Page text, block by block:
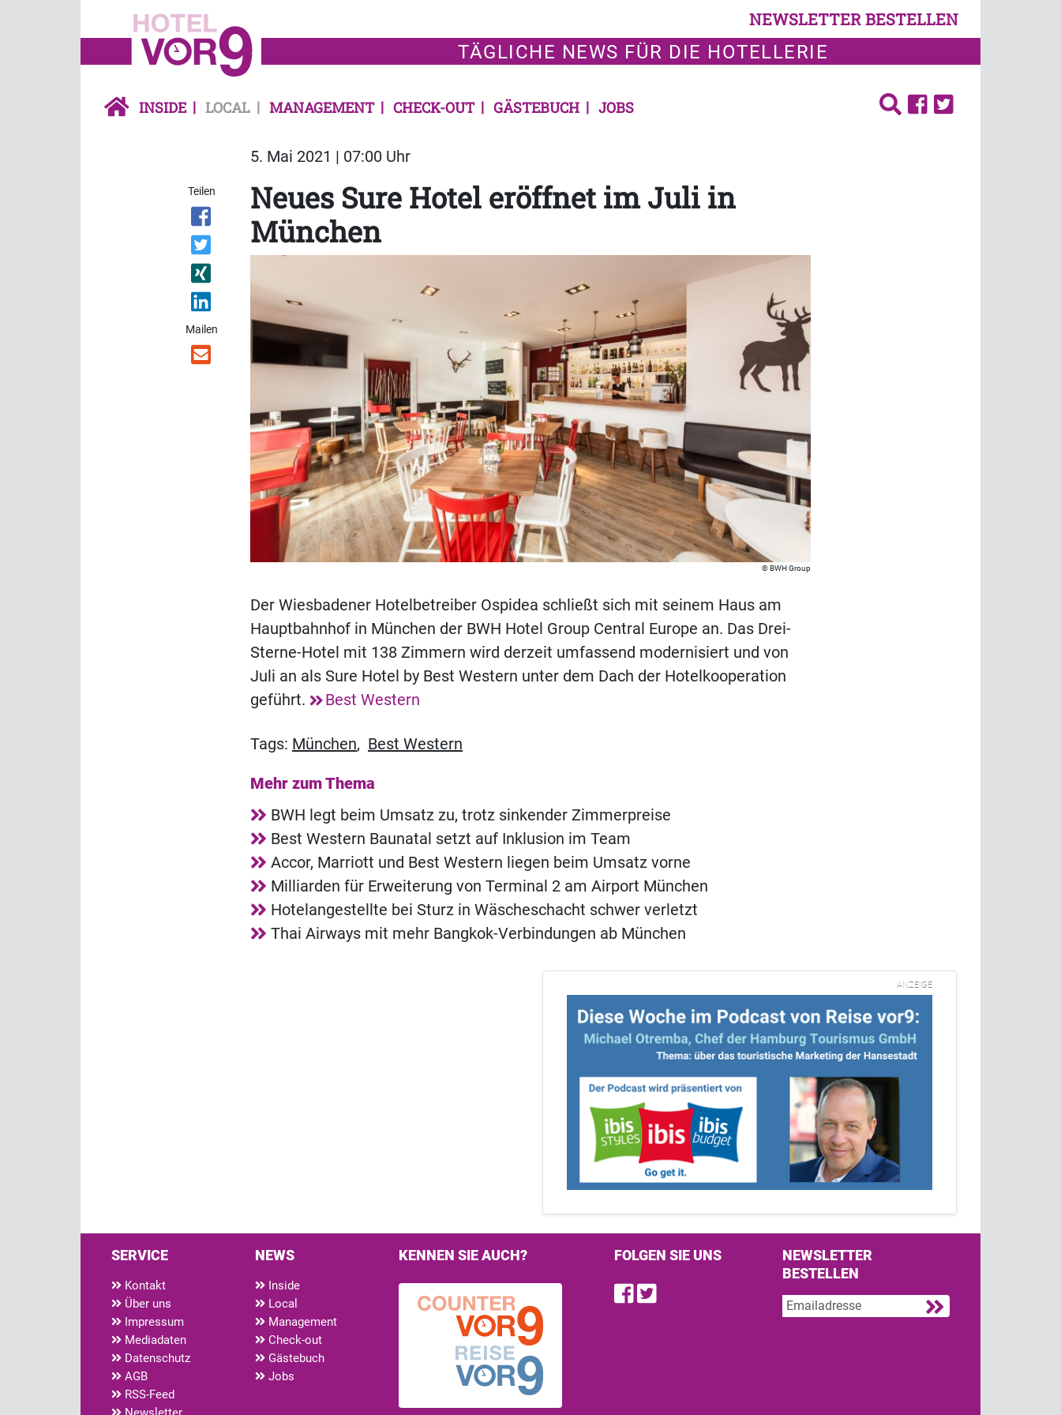
NEWSLETTER BESTELLEN
TÄGLICHE NEWS FÜR DIE HOTELLERIE
INSIDE LOCAL MANAGEMENT CHECK-OUT GÄSTEBUCH JOBS
5. Mai 2021 | 07:00 Uhr
Teilen
Mailen
Neues Sure Hotel eröffnet im Juli in
München
BWH Group
Der Wiesbadener Hotelbetreiber Ospidea schließt sich mit seinem Haus am
Hauptbahnhof in München der BWH Hotel Group Central Europe an. Das Drei-
Sterne-Hotel mit 138 Zimmern wird derzeit umfassend modernisiert und von
Juli an als Sure Hotel by Best Western unter dem Dach der Hotelkooperation
geführt.
Best Western
Tags: München, Best Western
Mehr zum Thema
BWH legt beim Umsatz zu, trotz sinkender Zimmerpreise
Best Western Baunatal setzt auf Inklusion im Team
Accor, Marriott und Best Western liegen beim Umsatz vorne
Milliarden für Erweiterung von Terminal 2 am Airport München
Hotelangestellte bei Sturz in Wäscheschacht schwer verletzt
Thai Airways mit mehr Bangkok-Verbindungen ab München
ANZEIGE
SERVICE
Kontakt
Über uns
Impressum
Mediadaten
Datenschutz
AGB
RSS-Feed
NEWS
Inside
Local
Management
Check-out
Gästebuch
Jobs
KENNEN SIE AUCH? FOLGEN SIE UNS
Find us on Facebook
Follow us on Twitter
NEWSLETTER
BESTELLEN